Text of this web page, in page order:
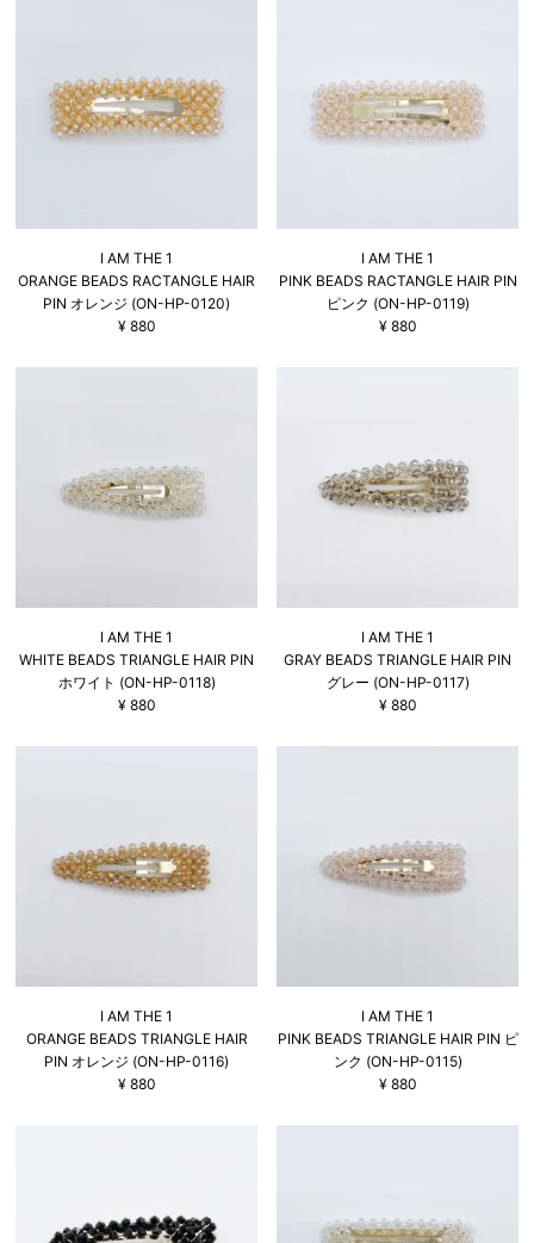
I AM THE 1
ORANGE BEADS RACTANGLE HAIR
PIN オレンジ (ON-HP-0120)
¥ 880
I AM THE 1
PINK BEADS RACTANGLE HAIR PIN
ピンク (ON-HP-0119)
¥ 880
I AM THE 1
WHITE BEADS TRIANGLE HAIR PIN
ホワイト (ON-HP-0118)
¥ 880
I AM THE 1
GRAY BEADS TRIANGLE HAIR PIN
グレー (ON-HP-0117)
¥ 880
I AM THE 1
ORANGE BEADS TRIANGLE HAIR
PIN オレンジ (ON-HP-0116)
¥ 880
I AM THE 1
PINK BEADS TRIANGLE HAIR PIN ピ
ンク (ON-HP-0115)
¥ 880